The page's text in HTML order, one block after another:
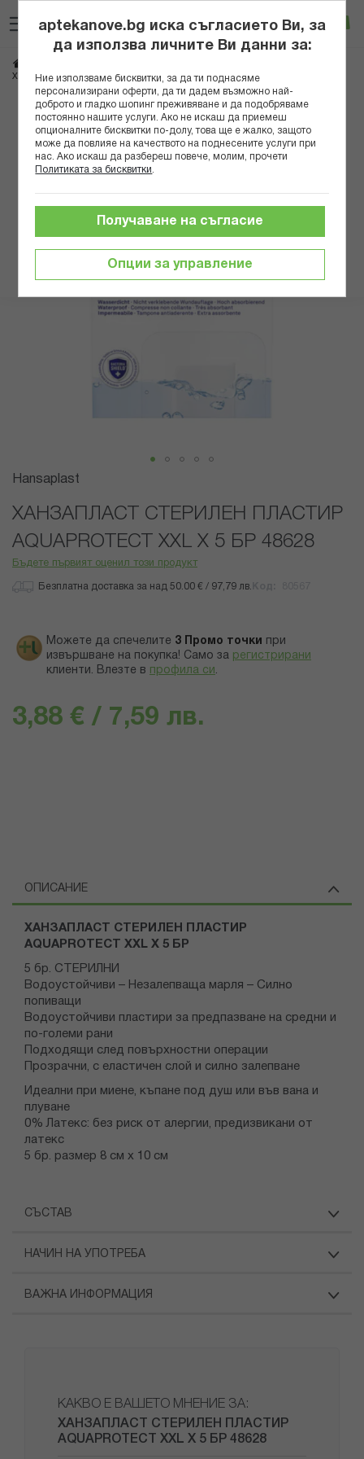
към
съдържанието
Вход
ХАНЗАПЛАСТ СТЕРИЛЕН ПЛАСТИР AQUAPROTECT XXL X 5 БР 48628
Преминете
края
Преминете
началото
галерия
със
Hansaplast
ХАНЗАПЛАСТ СТЕРИЛЕН ПЛАСТИР
AQUAPROTECT XXL X 5 БР 48628
Бъдете първият оценил този продукт
Безплатна доставка за над 50.00 € / 97,79 лв.
Можете да спечелите 3 Промо точки
при
извършване на покупка! Само за регистрирани
клиенти. Влезте в профила си .
3,88 € / 7,59 лв.
ОПИСАНИЕ
ХАНЗАПЛАСТ СТЕРИЛЕН ПЛАСТИР
AQUAPROTECT XXL X 5 БР
5 бр. СТЕРИЛНИ
Водоустойчиви – Незалепваща марля – Силно
попиващи
Водоустойчиви пластири за предпазване на средни и
по-големи рани
Подходящи след повърхностни операции
Прозрачни, с еластичен слой и силно залепване
Идеални при миене, къпане под душ или във вана и
плуване
0% Латекс: без риск от алергии, предизвикани от
латекс
5 бр. размер 8 см х 10 см
СЪСТАВ
НАЧИН НА УПОТРЕБА
ВАЖНА ИНФОРМАЦИЯ
КАКВО Е ВАШЕТО МНЕНИЕ ЗА:
ХАНЗАПЛАСТ СТЕРИЛЕН ПЛАСТИР
AQUAPROTECT XXL X 5 БР 48628
aptekanove.bg иска съгласието Ви, за
да използва личните Ви данни за:
Ние използваме бисквитки, за да ти поднасяме
персонализирани оферти, да ти дадем възможно най-
доброто и гладко шопинг преживяване и да подобряваме
постоянно нашите услуги. Ако не искаш да приемеш
опционалните бисквитки по-долу, това ще е жалко, защото
може да повлияе на качеството на поднесените услуги при
нас. Ако искаш да разбереш повече, молим, прочети
Политиката за бисквитки
Опции за управление
Получаване на съгласие